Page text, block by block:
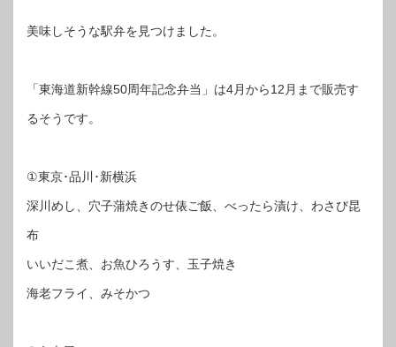
美味しそうな駅弁を見つけました。
「東海道新幹線50周年記念弁当」は4月から12月まで販売す
るそうです。
①東京･品川･新横浜
深川めし、穴子蒲焼きのせ俵ご飯、べったら漬け、わさび昆
布
いいだこ煮、お魚ひろうす、玉子焼き
海老フライ、みそかつ